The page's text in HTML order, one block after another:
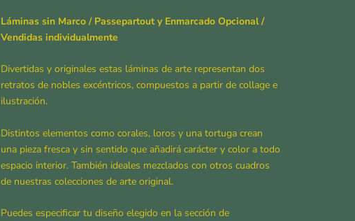
Láminas sin Marco / Passepartout y Enmarcado Opcional /
Vendidas individualmente
Divertidas y originales estas láminas de arte representan dos
retratos de nobles excéntricos, compuestos a partir de collage e
ilustración.
Distintos elementos como corales, loros y una tortuga crean
una pieza fresca y sin sentido que añadirá carácter y color a todo
espacio interior. También ideales mezclados con otros cuadros
de nuestras colecciones de arte original.
Puedes especificar tu diseño elegido en la sección de